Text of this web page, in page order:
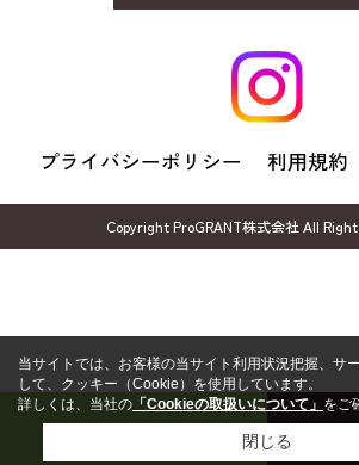
プライバシーポリシー 利用規約
Copyright ProGRANT株式会社 All
当サイトでは、お客様の当サイト利用状況把握、サ
して、クッキー（Cookie）を使用しています。
詳しくは、当社の 「Cookieの取扱いについて」 をご
閉じる